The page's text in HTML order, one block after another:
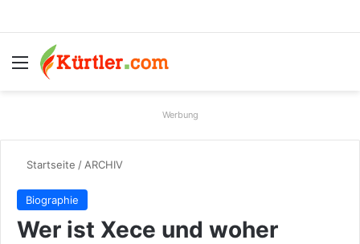
Menü
Werbung
Startseite / ARCHIV
Biographie
Wer ist Xece und woher